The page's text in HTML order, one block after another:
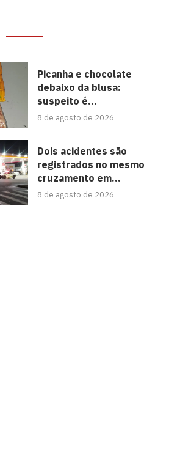
Picanha e chocolate
debaixo da blusa:
suspeito é...
8 de agosto de 2026
Dois acidentes são
registrados no mesmo
cruzamento em...
8 de agosto de 2026